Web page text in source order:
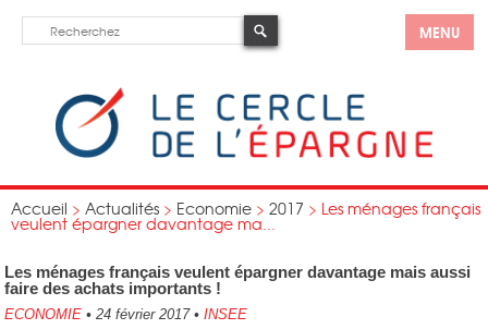
MENU
Accueil > Actualités > Economie > 2017 > Les ménages français
veulent épargner davantage ma...
Les ménages français veulent épargner davantage mais aussi
faire des achats importants !
ECONOMIE • 24 février 2017• INSEE